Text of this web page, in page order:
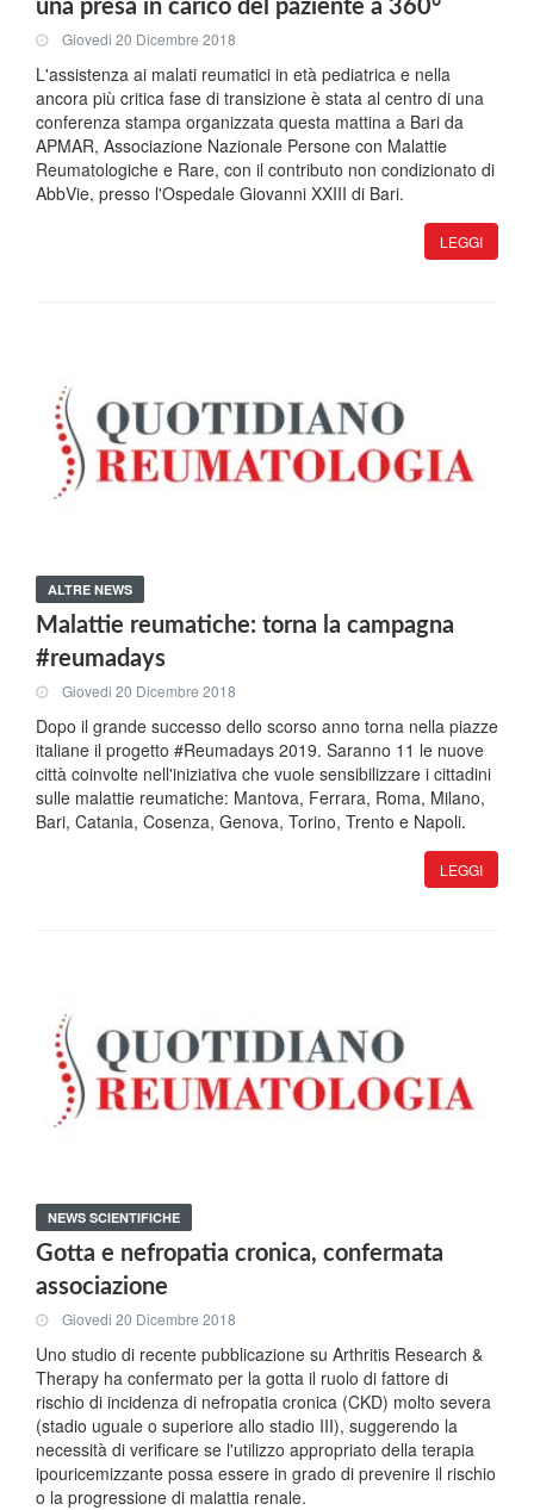
una presa in carico del paziente a 360°
Giovedi 20 Dicembre 2018
L'assistenza ai malati reumatici in età pediatrica e nella
ancora più critica fase di transizione è stata al centro di una
conferenza stampa organizzata questa mattina a Bari da
APMAR, Associazione Nazionale Persone con Malattie
Reumatologiche e Rare, con il contributo non condizionato di
AbbVie, presso l'Ospedale Giovanni XXIII di Bari.
LEGGI
ALTRE NEWS
Malattie reumatiche: torna la campagna
#reumadays
Giovedi 20 Dicembre 2018
Dopo il grande successo dello scorso anno torna nella piazze
italiane il progetto #Reumadays 2019. Saranno 11 le nuove
città coinvolte nell'iniziativa che vuole sensibilizzare i cittadini
sulle malattie reumatiche: Mantova, Ferrara, Roma, Milano,
Bari, Catania, Cosenza, Genova, Torino, Trento e Napoli.
LEGGI
NEWS SCIENTIFICHE
Gotta e nefropatia cronica, confermata
associazione
Giovedi 20 Dicembre 2018
Uno studio di recente pubblicazione su Arthritis Research &
Therapy ha confermato per la gotta il ruolo di fattore di
rischio di incidenza di nefropatia cronica (CKD) molto severa
(stadio uguale o superiore allo stadio III), suggerendo la
necessità di verificare se l'utilizzo appropriato della terapia
ipouricemizzante possa essere in grado di prevenire il rischio
o la progressione di malattia renale.